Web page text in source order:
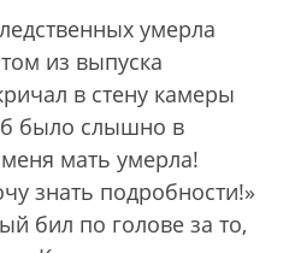
умерла
из выпуска
в стену камеры
было слышно в
мать умерла!
знать подробности!»
бил по голове за то,